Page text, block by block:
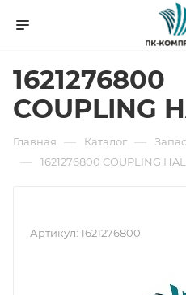
1621276800
COUPLING
Главная — Каталог —
— 1621276800 COUPLING
Артикул: 1621276800